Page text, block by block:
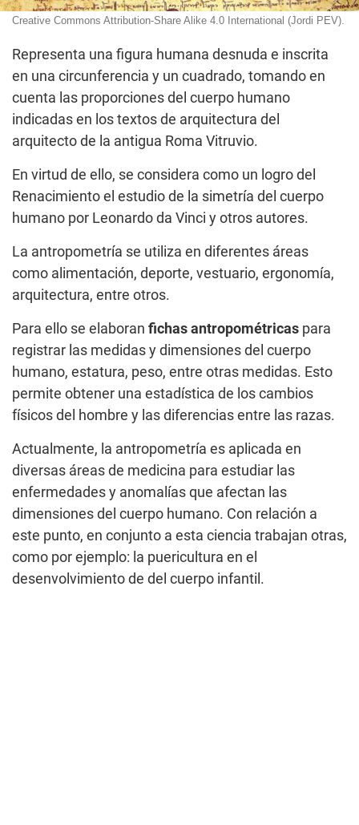
Creative Commons Attribution-Share Alike 4.0 International (Jordi PEV).
Representa una figura humana desnuda e inscrita
en una circunferencia y un cuadrado, tomando en
cuenta las proporciones del cuerpo humano
indicadas en los textos de arquitectura del
arquitecto de la antigua Roma Vitruvio.
En virtud de ello, se considera como un logro del
Renacimiento el estudio de la simetría del cuerpo
humano por Leonardo da Vinci y otros autores.
La antropometría se utiliza en diferentes áreas
como alimentación, deporte, vestuario, ergonomía,
arquitectura, entre otros.
Para ello se elaboran fichas antropométricas para
registrar las medidas y dimensiones del cuerpo
humano, estatura, peso, entre otras medidas. Esto
permite obtener una estadística de los cambios
físicos del hombre y las diferencias entre las razas.
Actualmente, la antropometría es aplicada en
diversas áreas de medicina para estudiar las
enfermedades y anomalías que afectan las
dimensiones del cuerpo humano. Con relación a
este punto, en conjunto a esta ciencia trabajan otras,
como por ejemplo: la puericultura en el
desenvolvimiento de del cuerpo infantil.